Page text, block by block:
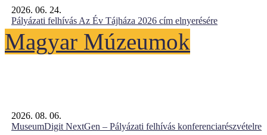
2026. 06. 24.
Pályázati felhívás Az Év Tájháza 2026 cím elnyerésére
Magyar Múzeumok
2026. 08. 06.
MuseumDigit NextGen – Pályázati felhívás konferenciarészvételre